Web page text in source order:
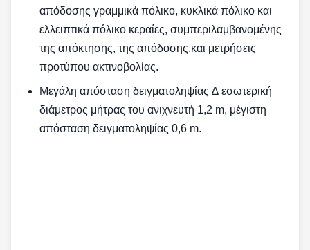
απόδοσης γραμμικά πόλικο, κυκλικά πόλικο και
ελλειπτικά πόλικο κεραίες, συμπεριλαμβανομένης
της απόκτησης, της απόδοσης,και μετρήσεις
προτύπου ακτινοβολίας.
Μεγάλη απόσταση δειγματοληψίας ∆ εσωτερική
διάμετρος μήτρας του ανιχνευτή 1,2 m, μέγιστη
απόσταση δειγματοληψίας 0,6 m.